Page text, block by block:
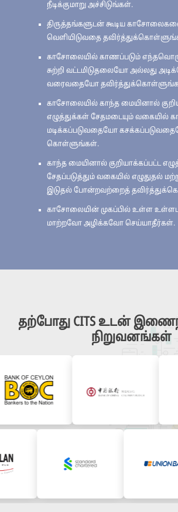
நீடிக்குமாறு அச்சிடுங்கள்.
திருத்தங்களுடன் கூடிய
வெளியிடுவதை
காசோலையில் காணப்படும்
சுற்றி வட்டமிடுதலையோ அல்லது
வரைவதையோ
காசோலையில் காந்த மையினால்
எழுத்துக்கள் சேதமடையும்
மடிக்கப்படுவதையோ
கொள்ளுங்கள்.
காந்த மையினால் குறியாக்கப்பட்ட
சேதப்படுத்தும் வகையில் எழுதுதல்
இடுதல் போன்றவற்றைத்
காசோலையின் முகப்பில் உள்ள
மாற்றவோ அழிக்கவோ செய்யாதீர்கள்.
தற்போது CITS உடன்
நிறுவனங்கள்